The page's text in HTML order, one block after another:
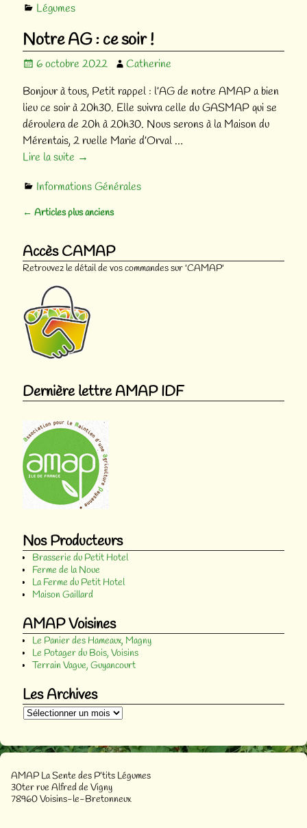
Légumes
Notre AG : ce soir !
6 octobre 2022
Catherine
Bonjour à tous, Petit rappel : l’AG de notre AMAP a bien
lieu ce soir à 20h30. Elle suivra celle du GASMAP qui se
déroulera de 20h à 20h30. Nous serons à la Maison du
Mérentais, 2 ruelle Marie d’Orval…
Lire la suite →
Informations Générales
← Articles plus anciens
Accès CAMAP
Retrouvez le détail de vos commandes sur 'CAMAP'
Dernière lettre AMAP IDF
Nos Producteurs
Brasserie du Petit Hotel
Ferme de la Noue
La Ferme du Petit Hotel
Maison Gaillard
AMAP Voisines
Le Panier des Hameaux, Magny
Le Potager du Bois, Voisins
Terrain Vague, Guyancourt
Les Archives
AMAP La Sente des P’tits Légumes
30ter rue Alfred de Vigny
78960 Voisins-le-Bretonneux